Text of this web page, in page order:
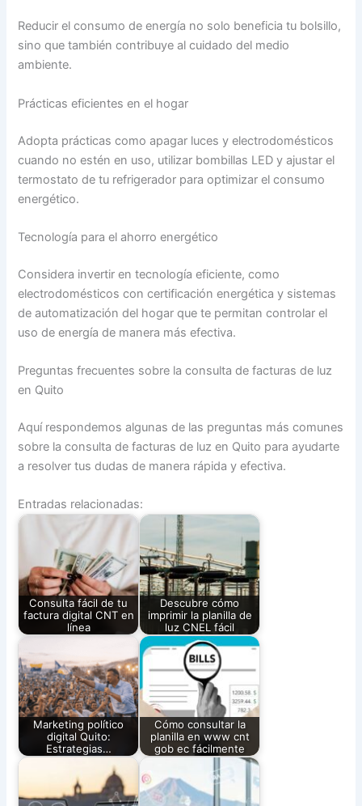
Reducir el consumo de energía no solo beneficia tu bolsillo,
sino que también contribuye al cuidado del medio
ambiente.
Prácticas eficientes en el hogar
Adopta prácticas como apagar luces y electrodomésticos
cuando no estén en uso, utilizar bombillas LED y ajustar el
termostato de tu refrigerador para optimizar el consumo
energético.
Tecnología para el ahorro energético
Considera invertir en tecnología eficiente, como
electrodomésticos con certificación energética y sistemas
de automatización del hogar que te permitan controlar el
uso de energía de manera más efectiva.
Preguntas frecuentes sobre la consulta de facturas de luz
en Quito
Aquí respondemos algunas de las preguntas más comunes
sobre la consulta de facturas de luz en Quito para ayudarte
a resolver tus dudas de manera rápida y efectiva.
Entradas relacionadas:
Consulta fácil de tu
factura digital CNT en
línea
Descubre cómo
imprimir la planilla de
luz CNEL fácil
Marketing político
digital Quito:
Estrategias…
Cómo consultar la
planilla en www cnt
gob ec fácilmente